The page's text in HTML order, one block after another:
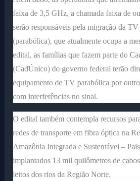
faixa de 3,5 GHz, a chamada faixa de
serão responsáveis pela migração da
(parabólica), que atualmente ocupa a
edital, as famílias que fazem parte do
(CadÚnico) do governo federal terão
equipamento de TV parabólica por
com interferências no sinal.
O edital também contempla recursos
redes de transporte em fibra óptica na
Amazônia Integrada e Sustentável –
implantados 13 mil quilômetros de
leitos dos rios da Região Norte.